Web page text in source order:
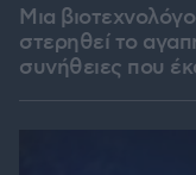
Μια
στερηθεί το
συνήθειες που